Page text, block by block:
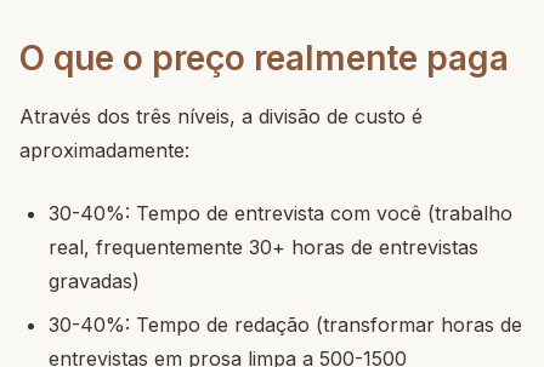
O que o preço realmente paga
Através dos três níveis, a divisão de custo é
aproximadamente:
30-40%: Tempo de entrevista com você (trabalho
real, frequentemente 30+ horas de entrevistas
gravadas)
30-40%: Tempo de redação (transformar horas de
entrevistas em prosa limpa a 500-1500